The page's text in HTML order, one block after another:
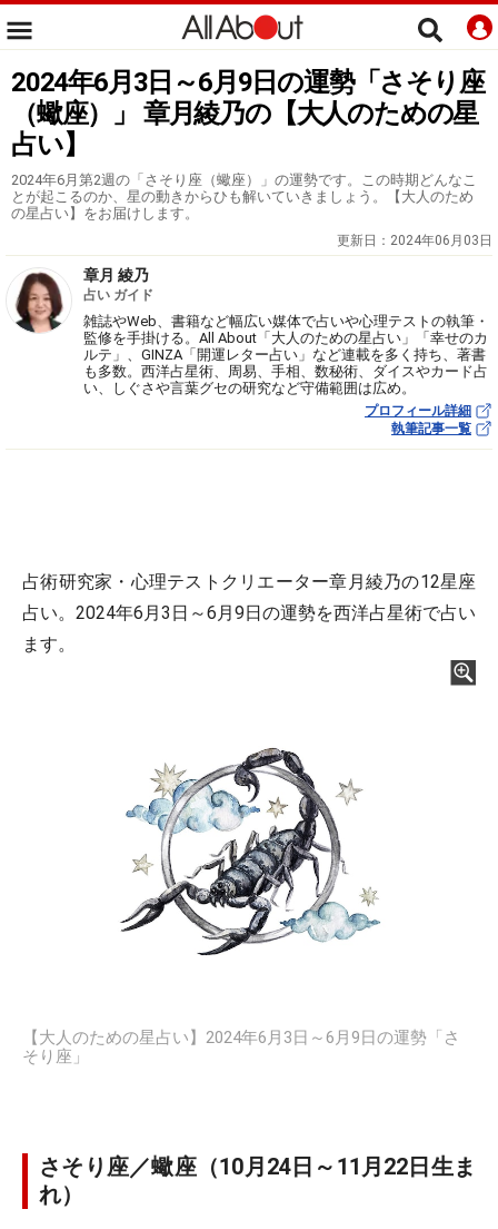
2024年6月3日～6月9日の運勢「さそり座
（蠍座）」 章月綾乃の【大人のための星
占い】
2024年6月第2週の「さそり座（蠍座）」の運勢です。この時期どんなこ
とが起こるのか、星の動きからひも解いていきましょう。【大人のため
の星占い】をお届けします。
更新日： 2024年06月03日
章月 綾乃
占い ガイド
雑誌やWeb、書籍など幅広い媒体で占いや心理テストの執筆・
監修を手掛ける。All About「大人のための星占い」「幸せのカ
ルテ」、GINZA「開運レター占い」など連載を多く持ち、著書
も多数。西洋占星術、周易、手相、数秘術、ダイスやカード占
い、しぐさや言葉グセの研究など守備範囲は広め。
プロフィール詳細
執筆記事一覧
占術研究家・心理テストクリエーター章月綾乃の12星座
占い。2024年6月3日～6月9日の運勢を西洋占星術で占い
ます。
【大人のための星占い】2024年6月3日～6月9日の運勢「さ
そり座」
さそり座／蠍座（10月24日～11月22日生ま
れ）